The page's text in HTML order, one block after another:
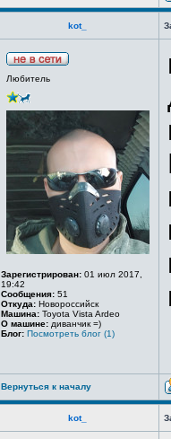
kot_
Любитель
Зарегистрирован: 01 июл 2017,
19:42
Сообщения: 51
Откуда: Новороссийск
Машина: Toyota Vista Ardeo
О машине: диванчик =)
Блог: Посмотреть блог (1)
Вернуться к началу
kot_